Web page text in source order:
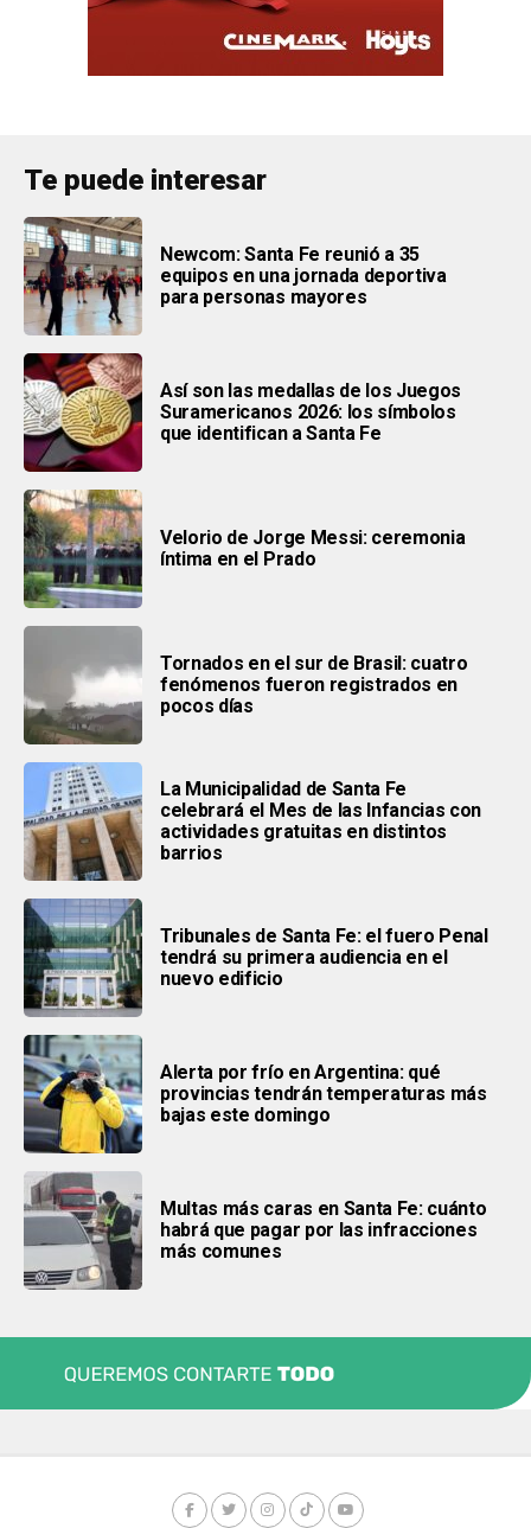
Te puede interesar
Newcom: Santa Fe reunió a 35
equipos en una jornada deportiva
para personas mayores
Así son las medallas de los Juegos
Suramericanos 2026: los símbolos
que identifican a Santa Fe
Velorio de Jorge Messi: ceremonia
íntima en el Prado
Tornados en el sur de Brasil: cuatro
fenómenos fueron registrados en
pocos días
La Municipalidad de Santa Fe
celebrará el Mes de las Infancias con
actividades gratuitas en distintos
barrios
Tribunales de Santa Fe: el fuero Penal
tendrá su primera audiencia en el
nuevo edificio
Alerta por frío en Argentina: qué
provincias tendrán temperaturas más
bajas este domingo
Multas más caras en Santa Fe: cuánto
habrá que pagar por las infracciones
más comunes